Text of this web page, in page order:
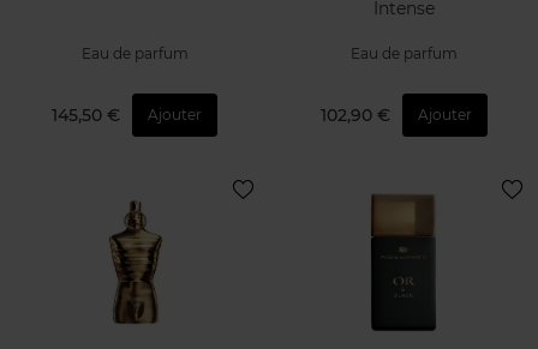
Eau de parfum
145,50 € Ajouter
Intense
Eau de parfum
102,90 € Ajouter